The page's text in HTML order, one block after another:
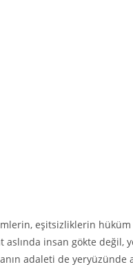
eşitsizliklerin hüküm
aslında insan gökte değil,
adaleti de yeryüzünde